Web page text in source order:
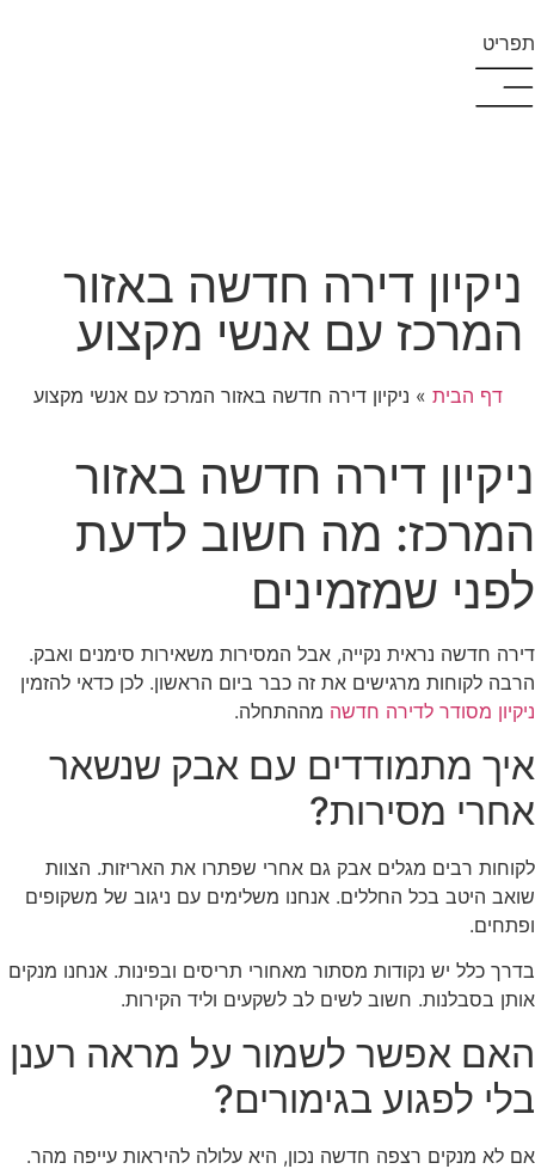
תפריט
ניקיון דירה חדשה באזור
המרכז עם אנשי מקצוע
דף הבית » ניקיון דירה חדשה באזור המרכז עם אנשי מקצוע
ניקיון דירה חדשה באזור
המרכז: מה חשוב לדעת
לפני שמזמינים
דירה חדשה נראית נקייה, אבל המסירות משאירות סימנים ואבק.
הרבה לקוחות מרגישים את זה כבר ביום הראשון. לכן כדאי להזמין
ניקיון מסודר לדירה חדשה מההתחלה.
איך מתמודדים עם אבק שנשאר
אחרי מסירות?
לקוחות רבים מגלים אבק גם אחרי שפתרו את האריזות. הצוות
שואב היטב בכל החללים. אנחנו משלימים עם ניגוב של משקופים
ופתחים.
בדרך כלל יש נקודות מסתור מאחורי תריסים ובפינות. אנחנו מנקים
אותן בסבלנות. חשוב לשים לב לשקעים וליד הקירות.
האם אפשר לשמור על מראה רענן
בלי לפגוע בגימורים?
אם לא מנקים רצפה חדשה נכון, היא עלולה להיראות עייפה מהר.